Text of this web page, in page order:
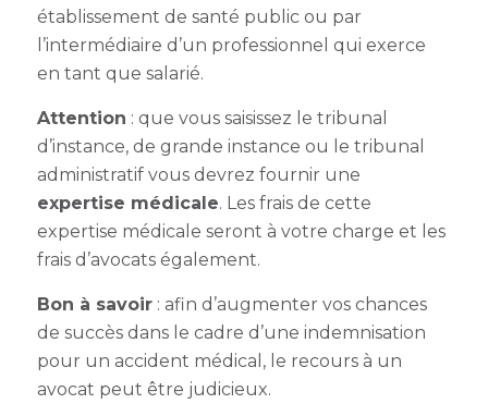
établissement de santé public ou par
l’intermédiaire d’un professionnel qui exerce
en tant que salarié.
Attention : que vous saisissez le tribunal
d’instance, de grande instance ou le tribunal
administratif vous devrez fournir une
expertise médicale. Les frais de cette
expertise médicale seront à votre charge et les
frais d’avocats également.
Bon à savoir: afin d’augmenter vos chances
de succès dans le cadre d’une indemnisation
pour un accident médical , le recours à un
avocat peut être judicieux.